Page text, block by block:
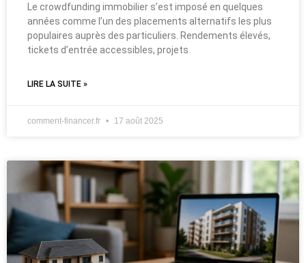
Le crowdfunding immobilier s’est imposé en quelques
années comme l’un des placements alternatifs les plus
populaires auprès des particuliers. Rendements élevés,
tickets d’entrée accessibles, projets
LIRE LA SUITE »
comment-financer.fr 17 août 2025